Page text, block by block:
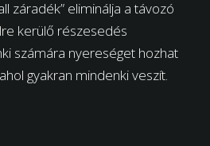
záradék” eliminálja a távozó
kerülő részesedés
számára nyereséget hozhat
gyakran mindenki veszít.